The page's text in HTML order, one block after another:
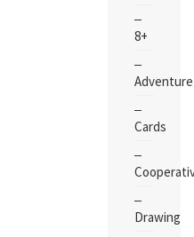
8+
Adventure
Cards
Drawing